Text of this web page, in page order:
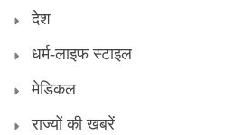
देश
धर्म-लाइफ स्टाइल
मेडिकल
राज्यों की खबरें